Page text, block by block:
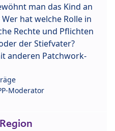
man das Kind an
hat welche Rolle in
Rechte und Pflichten
der Stiefvater?
anderen Patchwork-
Moderator